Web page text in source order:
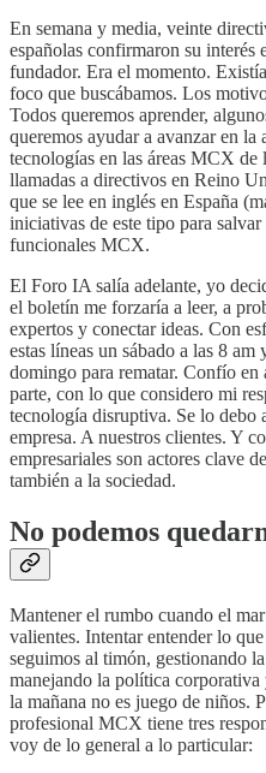
En semana y media, veinte
españolas confirmaron su interés
fundador. Era el momento.
foco que buscábamos. Los
Todos queremos aprender,
queremos ayudar a avanzar en la
tecnologías en las áreas MCX de
llamadas a directivos en Reino
que se lee en inglés en España
iniciativas de este tipo para
funcionales MCX.
El Foro IA salía adelante, yo
el boletín me forzaría a leer, a
expertos y conectar ideas. Con
estas líneas un sábado a las 8
domingo para rematar. Confío
parte, con lo que considero mi
tecnología disruptiva. Se lo debo
empresa. A nuestros clientes. Y
empresariales son actores clave
también a la sociedad.
No podemos
Mantener el rumbo cuando el
valientes. Intentar entender lo
seguimos al timón, gestionando
manejando la política
la mañana no es juego de niños.
profesional MCX tiene tres
voy de lo general a lo particular: